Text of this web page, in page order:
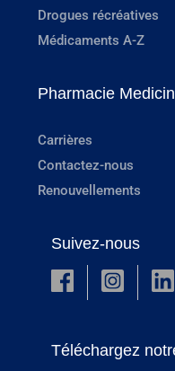
Drogues récréatives
Médicaments A-Z
Pharmacie
Carrières
Contactez-nous
Renouvellements
Suivez-nous
Téléchargez